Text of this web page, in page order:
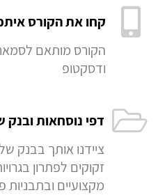
קחו את הקורס
הקורס מותאם
ודסקטופ
דפי נוסחאות ובנק
ציידנו אותך בבנק
זקוקים לפתרון
מקצועיים ובתבניות